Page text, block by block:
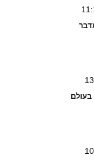
בעולם